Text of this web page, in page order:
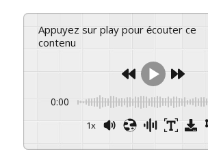
Appuyez sur play pour écouter ce
contenu
0:00
1x